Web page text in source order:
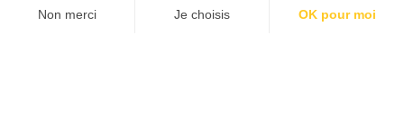
Non merci Je choisis OK pour moi
★★★★★